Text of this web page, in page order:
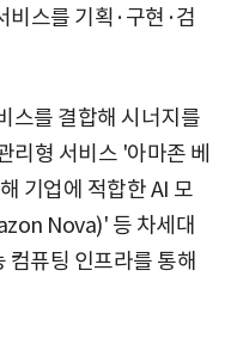
비스를 기획·구현·검
스를 결합해 시너지를
리형 서비스 '아마존 베
기업에 적합한 AI 모
Nova)' 등 차세대
컴퓨팅 인프라를 통해